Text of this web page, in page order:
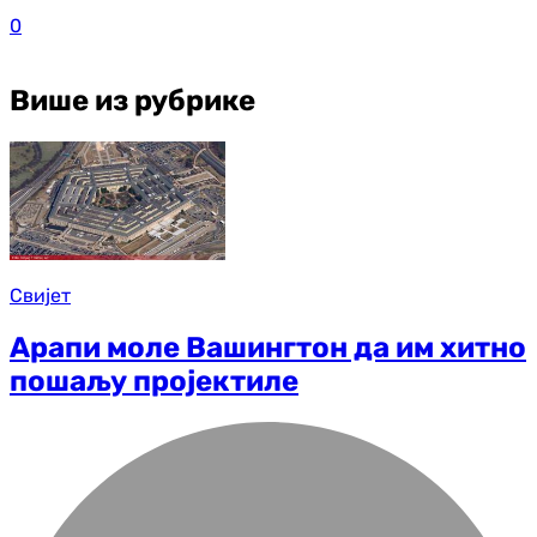
0
Више из рубрике
Свијет
Арапи моле Вашингтон да им хитно
пошаљу пројектиле